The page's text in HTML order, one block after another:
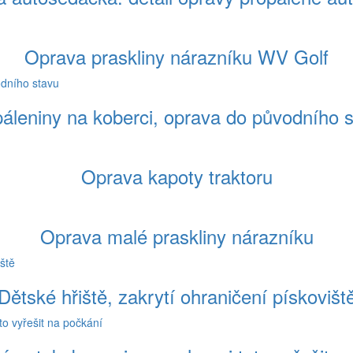
Oprava praskliny nárazníku WV Golf
na koberci, oprava do původního
Oprava kapoty traktoru
Oprava malé praskliny nárazníku
hřiště, zakrytí ohraničení